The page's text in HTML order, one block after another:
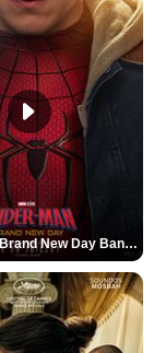
Spider-Man: Brand New Day Bande-annonce VO STFR